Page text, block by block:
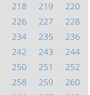
218 219
220
226 227
228
234 235
236
242 243
244
250 251
252
258 259
260